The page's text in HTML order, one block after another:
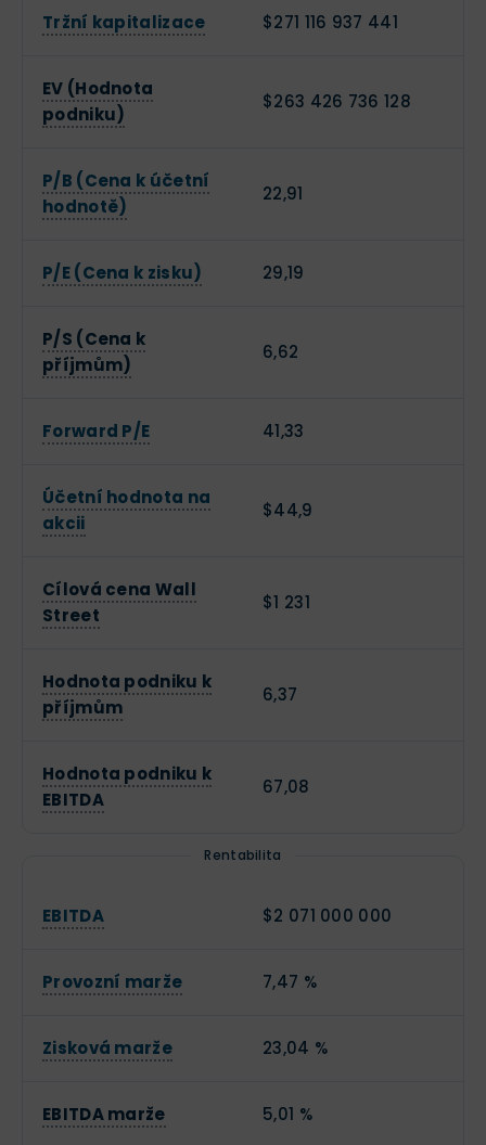
Tržní kapitalizace $271 116 937 441
EV (Hodnota
podniku)
$263 426 736 128
P/B (Cena k účetní
hodnotě)
22,91
P/E (Cena k zisku) 29,19
P/S (Cena k
příjmům)
6,62
Forward P/E 41,33
Účetní hodnota na
akcii
$44,9
Cílová cena Wall
Street
$1 231
Hodnota podniku k
příjmům
6,37
Hodnota podniku k
EBITDA
67,08
Rentabilita
EBITDA $2 071 000 000
Provozní marže 7,47 %
Zisková marže 23,04 %
EBITDA marže 5,01 %